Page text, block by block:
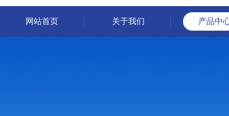
网站首页 关于我们 产品中